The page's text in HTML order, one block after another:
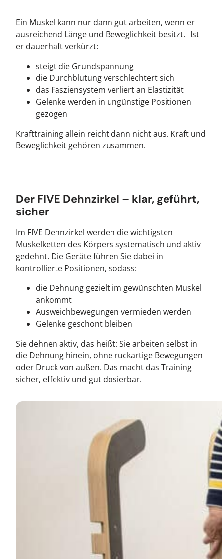
Ein Muskel kann nur dann gut arbeiten, wenn er
ausreichend Länge und Beweglichkeit besitzt. Ist
er dauerhaft verkürzt:
steigt die Grundspannung
die Durchblutung verschlechtert sich
das Fasziensystem verliert an Elastizität
Gelenke werden in ungünstige Positionen
gezogen
Krafttraining allein reicht dann nicht aus. Kraft und
Beweglichkeit gehören zusammen.
Der FIVE Dehnzirkel – klar, geführt,
sicher
Im FIVE Dehnzirkel werden die wichtigsten
Muskelketten des Körpers systematisch und aktiv
gedehnt. Die Geräte führen Sie dabei in
kontrollierte Positionen, sodass:
die Dehnung gezielt im gewünschten Muskel
ankommt
Ausweichbewegungen vermieden werden
Gelenke geschont bleiben
Sie dehnen aktiv, das heißt: Sie arbeiten selbst in
die Dehnung hinein, ohne ruckartige Bewegungen
oder Druck von außen. Das macht das Training
sicher, effektiv und gut dosierbar.